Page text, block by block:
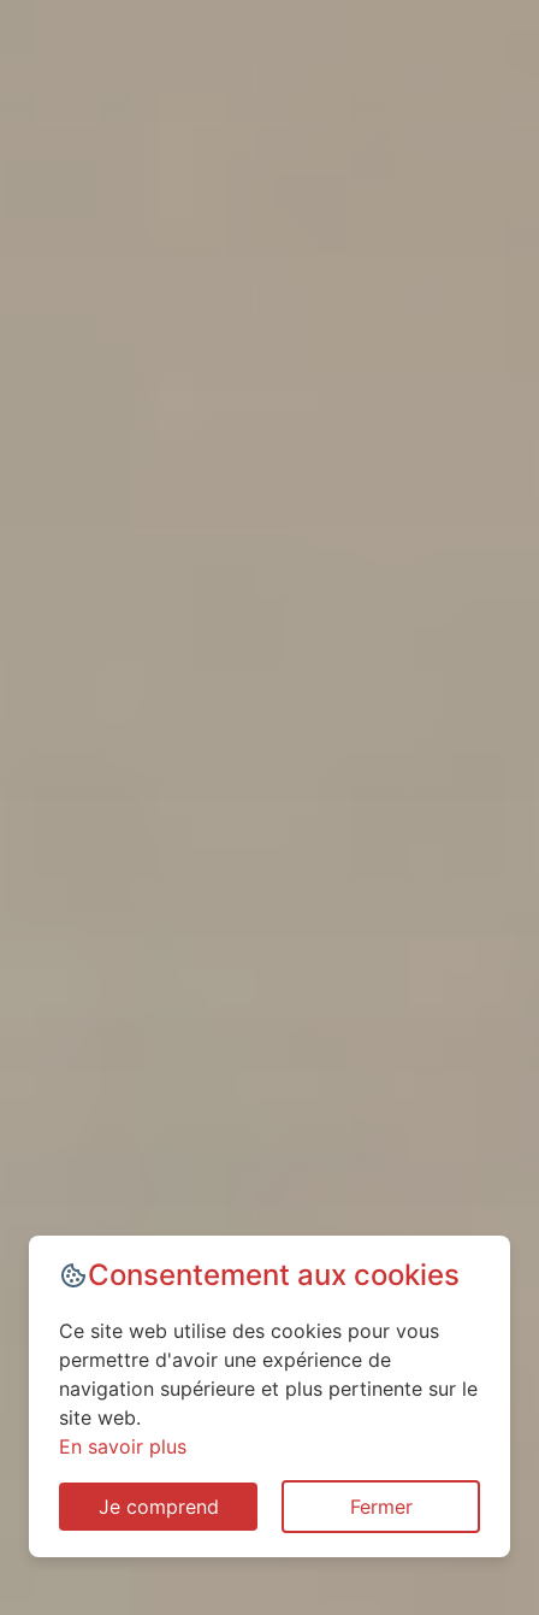
Consentement aux cookies
Ce site web utilise des cookies pour vous
permettre d'avoir une expérience de
navigation supérieure et plus pertinente sur le
site web.
En savoir plus
Je comprend Fermer